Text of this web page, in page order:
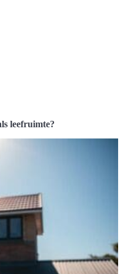
leefruimte?